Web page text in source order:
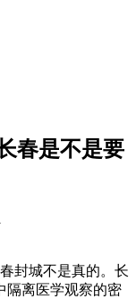
春是不是要
封城不是真的。长
隔离医学观察的密